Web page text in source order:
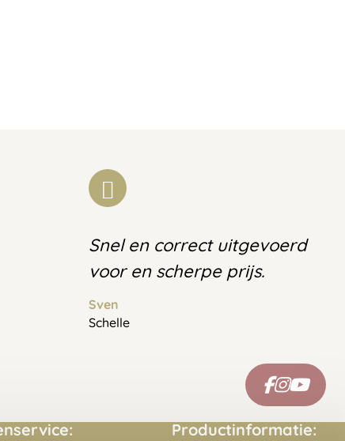
Snel en correct uitgevoerd
voor en scherpe prijs.
Sven
Schelle
Productinformatie: